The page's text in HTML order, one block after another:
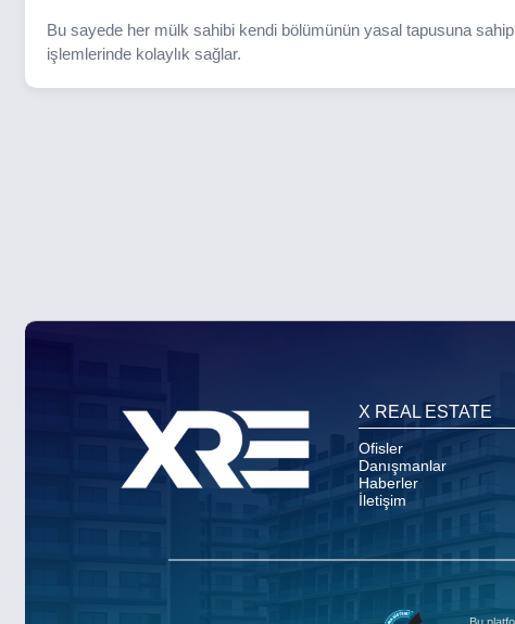
Bu sayede her mülk sahibi kendi bölümünün yasal tapusuna
işlemlerinde kolaylık sağlar.
X REAL ESTATE
Ofisler
Danışmanlar
Haberler
İletişim